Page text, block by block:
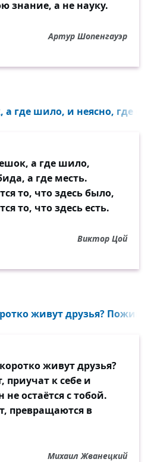
знание, а не науку.
Артур Шопенгауэр
где шило, и неясно, где
а где шило,
а где месть.
то, что здесь было,
то, что здесь есть.
Виктор Цой
живут друзья?
живут друзья?
к себе и
остаётся с тобой.
превращаются в
Михаил Жванецкий